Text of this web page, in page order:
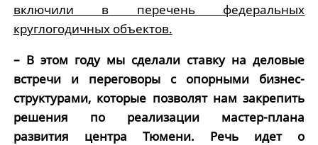
включили в перечень федеральных
круглогодичных объектов.
– В этом году мы сделали ставку на деловые
встречи и переговоры с опорными бизнес-
структурами, которые позволят нам закрепить
решения по реализации мастер-плана
развития центра Тюмени. Речь идет о